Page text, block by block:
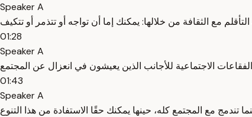
Speaker A
01:28
Speaker A
01:43
Speaker A